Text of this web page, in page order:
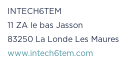
INTECH6TEM
11 ZA le bas Jasson
83250 La Londe Les Maures
www.intech6tem.com